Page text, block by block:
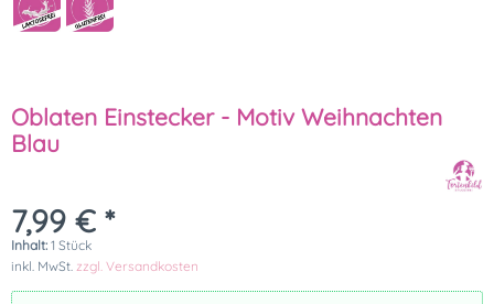
Oblaten Einstecker - Motiv Weihnachten
Blau
7,99 € *
Inhalt: 1 Stück
inkl. MwSt. zzgl. Versandkosten